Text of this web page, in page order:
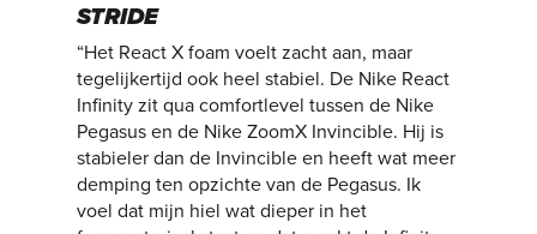
STRIDE
“Het React X foam voelt zacht aan, maar
tegelijkertijd ook heel stabiel. De Nike React
Infinity zit qua comfortlevel tussen de Nike
Pegasus en de Nike ZoomX Invincible. Hij is
stabieler dan de Invincible en heeft wat meer
demping ten opzichte van de Pegasus. Ik
voel dat mijn hiel wat dieper in het